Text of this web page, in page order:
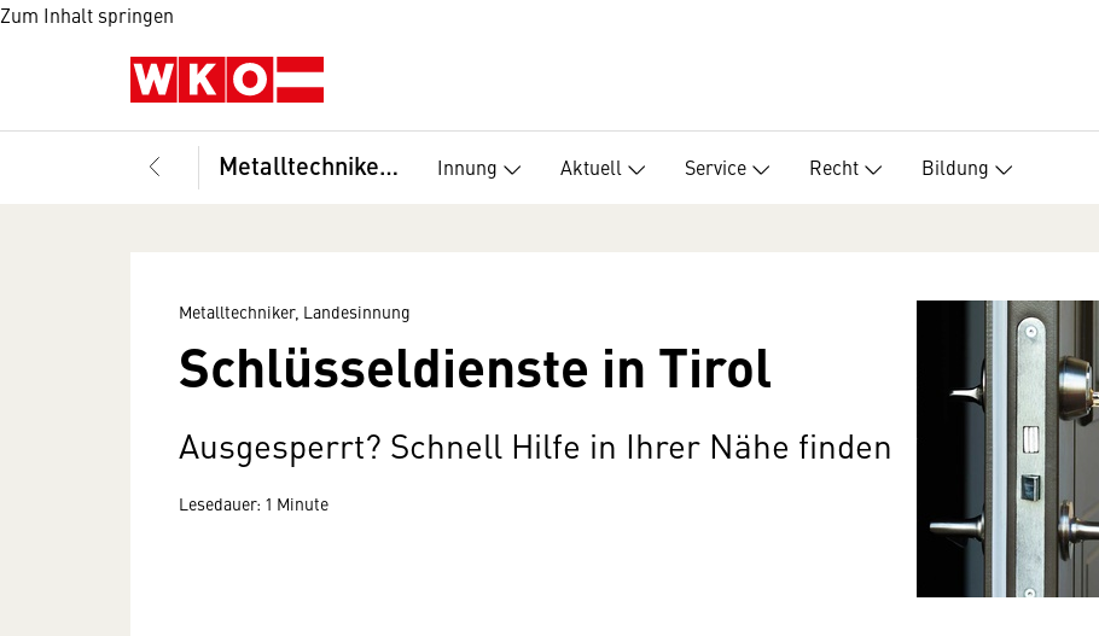
Zum Inhalt springen
Metalltechniker, Landesinnung Innung Aktuell Service Recht Bildung
Metalltechniker, Landesinnung
Schlüsseldienste in Tirol
Ausgesperrt? Schnell Hilfe in Ihrer Nähe finden
Lesedauer: 1 Minute